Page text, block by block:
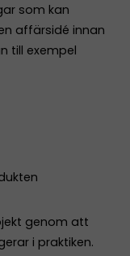
som kan
affärsidé innan
till exempel
genom att
i praktiken.